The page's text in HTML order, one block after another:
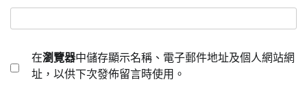
在瀏覽器中儲存顯示名稱、電子郵件地址及個人網站網
址，以供下次發佈留言時使用。